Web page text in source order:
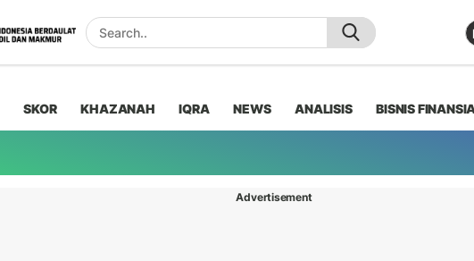
SKOR KHAZANAH IQRA NEWS ANALISIS BISNIS
Advertisement